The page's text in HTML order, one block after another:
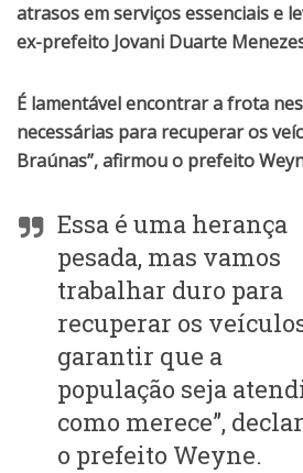
atrasos em serviços essenciais e
ex-prefeito Jovani Duarte
É lamentável encontrar a frota
necessárias para recuperar os
Braúnas”, afirmou o prefeito
Essa é uma herança
pesada, mas vamos
trabalhar duro para
recuperar os
garantir que a
população seja
como merece”,
o prefeito Weyne.